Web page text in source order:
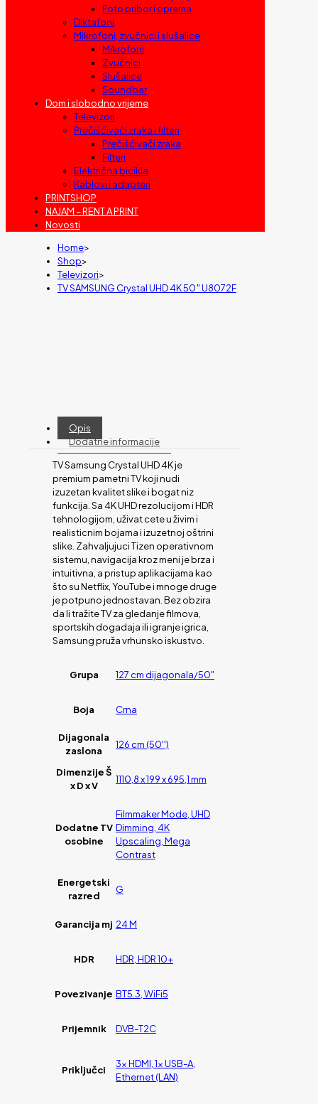
Foto pribor i oprema
Diktafoni
Mikrofoni, zvučnici i slušalice
Mikrofoni
Zvučnici
Slušalice
Soundbar
Dom i slobodno vrijeme
Televizori
Prečišćivači zraka i filteri
Prečišćivači zraka
Filteri
Električna bicikla
Kablovi i adapteri
PRINTSHOP
NAJAM – RENT A PRINT
Novosti
Home>
Shop>
Televizori>
TV SAMSUNG Crystal UHD 4K 50″ U8072F
Opis
Dodatne informacije
TV Samsung Crystal UHD 4K je
premium pametni TV koji nudi
izuzetan kvalitet slike i bogat niz
funkcija. Sa 4K UHD rezolucijom i HDR
tehnologijom, uživat cete u živim i
realisticnim bojama i izuzetnoj oštrini
slike. Zahvaljujuci Tizen operativnom
sistemu, navigacija kroz meni je brza i
intuitivna, a pristup aplikacijama kao
što su Netflix, YouTube i mnoge druge
je potpuno jednostavan. Bez obzira
da li tražite TV za gledanje filmova,
sportskih dogadaja ili igranje igrica,
Samsung pruža vrhunsko iskustvo.
Grupa 127 cm dijagonala/50"
Boja Crna
Dijagonala
zaslona
126 cm (50'')
Dimenzije Š
x D x V
1110,8 x 199 x 695,1 mm
Dodatne TV
osobine
Filmmaker Mode, UHD
Dimming, 4K
Upscaling, Mega
Contrast
Energetski
razred
G
Garancija mj 24 M
HDR HDR, HDR 10+
Povezivanje BT5.3, WiFi5
Prijemnik DVB-T2C
Priključci
3x HDMI, 1x USB-A,
Ethernet (LAN)